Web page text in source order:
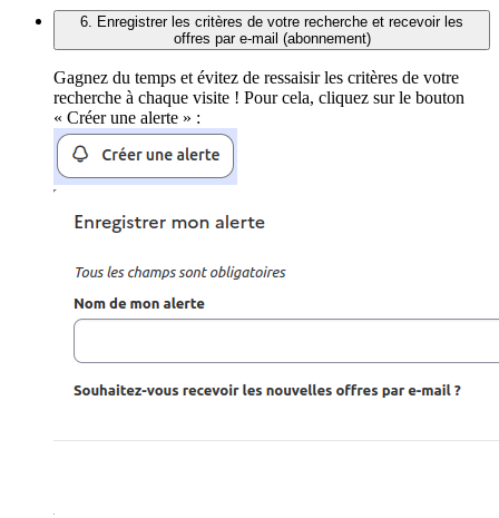
6. Enregistrer les critères de votre recherche et recevoir les
offres par e-mail (abonnement)
Gagnez du temps et évitez de ressaisir les critères de votre
recherche à chaque visite ! Pour cela, cliquez sur le bouton
« Créer une alerte » :